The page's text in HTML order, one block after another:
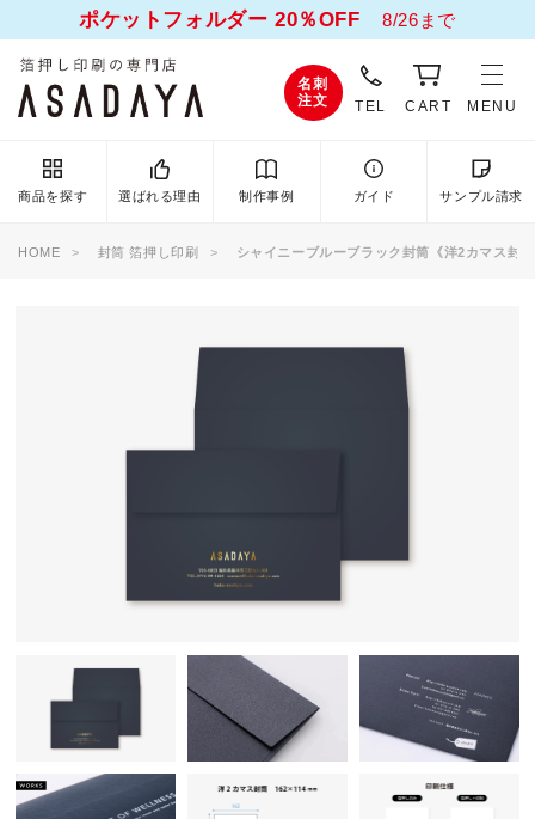
ポケットフォルダー 20％OFF 8/26まで
名刺
注文
TEL CART MENU
商品を探す 選ばれる理由 制作事例 ガイド サンプル請求
HOME 封筒 箔押し印刷 シャイニーブルーブラック封筒《洋2カマス封